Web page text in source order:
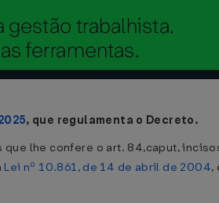
, que regulamenta o Decreto.
que lhe confere o art. 84,caput,
Lei nº 10.861, de 14 de abril de 2004,